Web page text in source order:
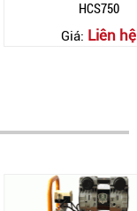
HCS750
Giá: Liên hệ